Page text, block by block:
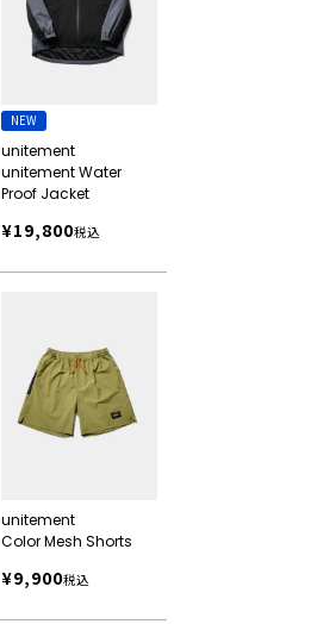
NEW
unitement
unitement Water
Proof Jacket
¥19,800税込
unitement
Color Mesh Shorts
¥9,900税込